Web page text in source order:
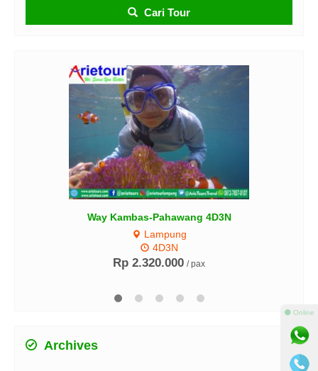
Cari Tour
Way Kambas-Pahawang 4D3N
Lampung
4D3N
Rp 2.320.000 / pax
Archives
⚫ Online